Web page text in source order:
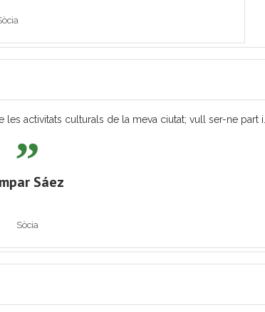
activitats culturals de la meva ciutat; vull ser-ne part i...
Sáez
Sòcia